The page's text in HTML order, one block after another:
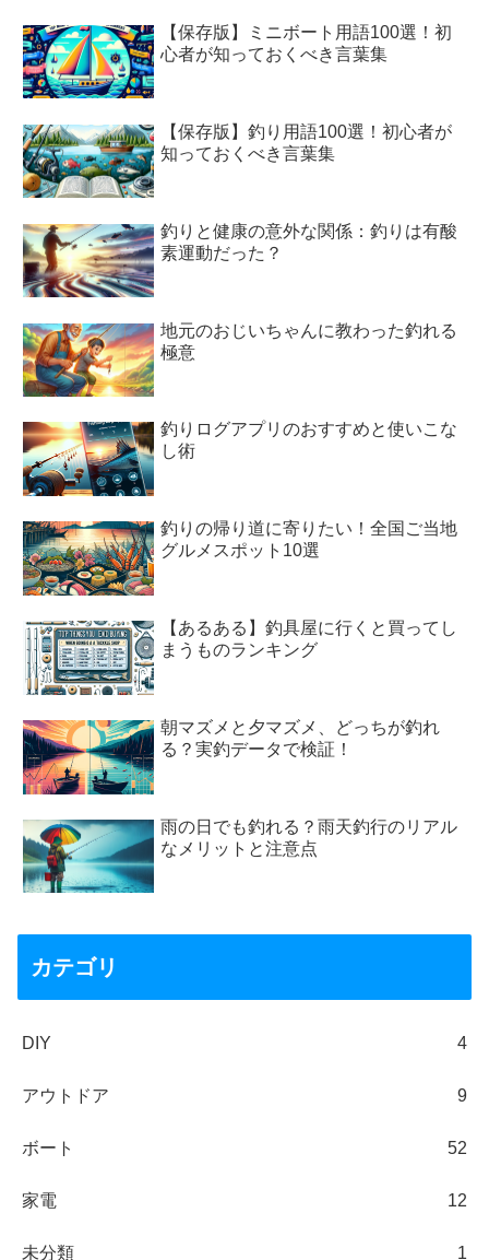
【保存版】ミニボート用語100選！初
心者が知っておくべき言葉集
【保存版】釣り用語100選！初心者が
知っておくべき言葉集
釣りと健康の意外な関係：釣りは有酸
素運動だった？
地元のおじいちゃんに教わった釣れる
極意
釣りログアプリのおすすめと使いこな
し術
釣りの帰り道に寄りたい！全国ご当地
グルメスポット10選
【あるある】釣具屋に行くと買ってし
まうものランキング
朝マズメと夕マズメ、どっちが釣れ
る？実釣データで検証！
雨の日でも釣れる？雨天釣行のリアル
なメリットと注意点
カテゴリ
DIY 4
アウトドア 9
ボート 52
家電 12
未分類 1